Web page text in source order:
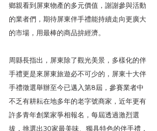
鄉親看到屏東物產的多元價值，謝謝參與活動
的業者們，期待屏東伴手禮能持續走向更廣大
的市場，用最棒的商品拚經濟。
周縣長指出，屏東除了觀光美景，多樣化的伴
手禮更是來屏東旅遊必不可少的，屏東十大伴
手禮徵選舉辦至今已邁入第8屆，參賽業者中
不乏有耕耘在地多年的老字號商家，近年更有
許多青年創業家爭相報名，每屆透過激烈選
拔，挑選出30家最美味、獨具特色的伴手禮，